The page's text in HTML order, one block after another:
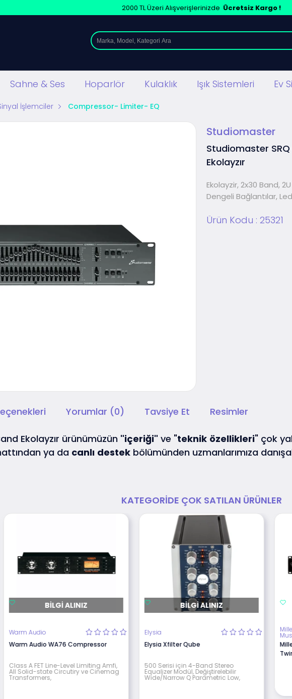
2000 TL Üzeri Alışverişlerinizde Ücretsiz Kargo !
Sahne & Ses Hoparlör Kulaklık Işık Sistemleri Ev
İşlemciler Compressor- Limiter- EQ
Studiomaster
Studiomaster SRQ
Ekolayzır
Ekolayzir, 2x30 Band,
Dengeli Bağlantılar,
Ürün Kodu : 25321
Yorumlar (0) Tavsiye Et Resimler
Ekolayzır ürünümüzün "içeriği" ve "teknik özellikleri" çok
ya da canlı destek bölümünden uzmanlarımıza
KATEGORIDE ÇOK SATILAN ÜRÜNLER
BILGI ALINIZ
Warm Audio
Warm Audio WA76 Compressor
Class A FET Line-Level Limiting Amfi,
All Solid-state Circutiry ve Cinemag
Transformers,
BILGI ALINIZ
Elysia
Elysia Xfilter Qube
500 Serisi için 4-Band Stereo
Equalizer Modül, Değiştirelebilir
Wide/Narrow Q Parametric Low,